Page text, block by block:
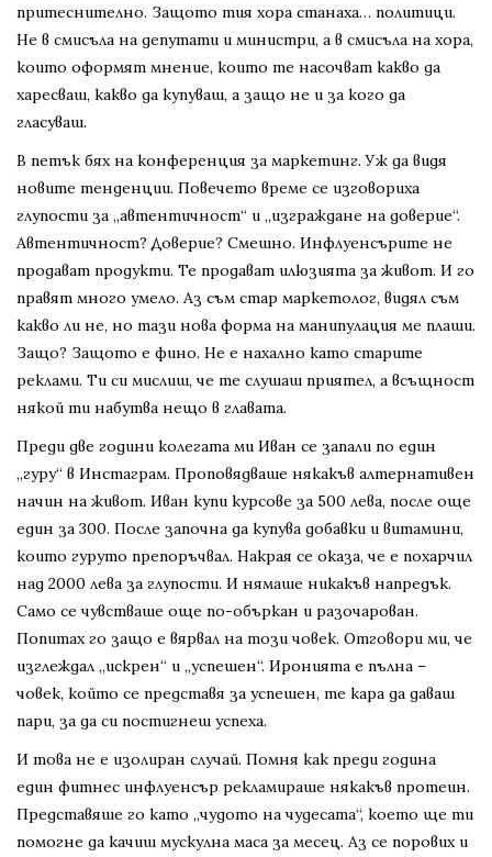
притеснително. Защото тия хора станаха… политици.
Не в смисъла на депутати и министри, а в смисъла на хора,
които оформят мнение, които те насочват какво да
харесваш, какво да купуваш, а защо не и за кого да
гласуваш.
В петък бях на конференция за маркетинг. Уж да видя
новите тенденции. Повечето време се изговориха
глупости за „автентичност“ и „изграждане на доверие“.
Автентичност? Доверие? Смешно. Инфлуенсърите не
продават продукти. Те продават илюзията за живот. И го
правят много умело. Аз съм стар маркетолог, видял съм
какво ли не, но тази нова форма на манипулация ме плаши.
Защо? Защото е фино. Не е нахално като старите
реклами. Ти си мислиш, че те слушаш приятел, а всъщност
някой ти набутва нещо в главата.
Преди две години колегата ми Иван се запали по един
„гуру“ в Инстаграм. Проповядваше някакъв алтернативен
начин на живот. Иван купи курсове за 500 лева, после още
един за 300. После започна да купува добавки и витамини,
които гуруто препоръчвал. Накрая се оказа, че е похарчил
над 2000 лева за глупости. И нямаше никакъв напредък.
Само се чувстваше още по-объркан и разочарован.
Попитах го защо е вярвал на този човек. Отговори ми, че
изглеждал „искрен“ и „успешен“. Иронията е пълна –
човек, който се представя за успешен, те кара да даваш
пари, за да си постигнеш успеха.
И това не е изолиран случай. Помня как преди година
един фитнес инфлуенсър рекламираше някакъв протеин.
Представяше го като „чудото на чудесата“, което ще ти
помогне да качиш мускулна маса за месец. Аз се порових и